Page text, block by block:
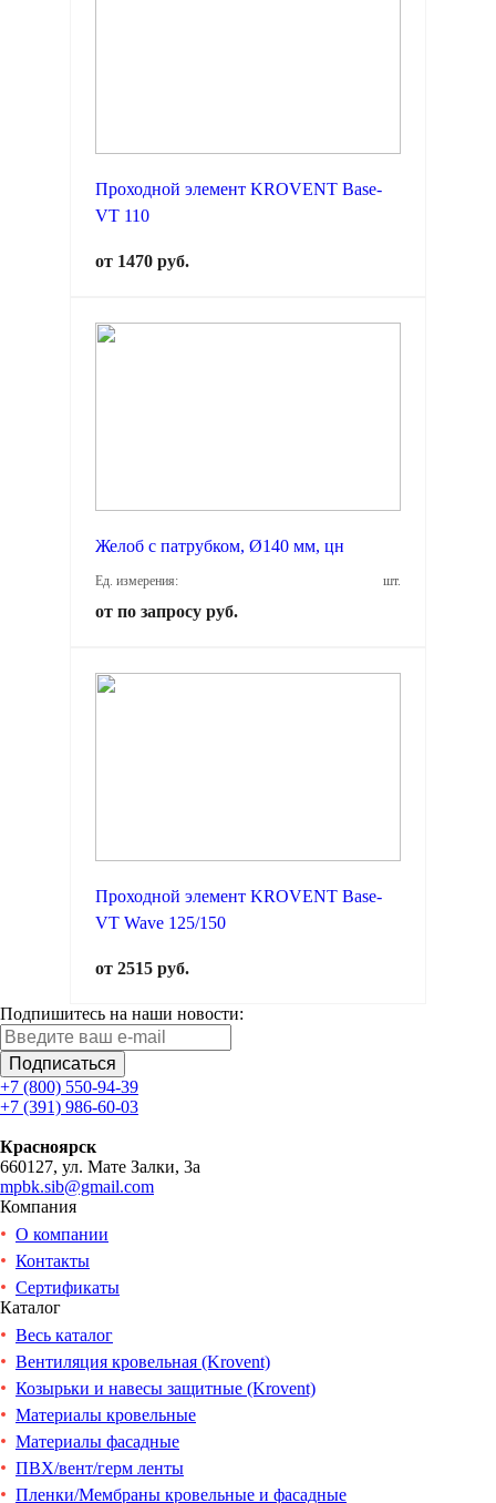
Проходной элемент KROVENT Base-
VT 110
от 1470 руб.
Желоб с патрубком, Ø140 мм, цн
Ед. измерения: шт.
от по запросу руб.
Проходной элемент KROVENT Base-
VT Wave 125/150
от 2515 руб.
Подпишитесь на наши новости:
Подписаться
+7 (800) 550-94-39
+7 (391) 986-60-03
Красноярск
660127, ул. Мате Залки, 3а
mpbk.sib@gmail.com
Компания
О компании
Контакты
Сертификаты
Каталог
Весь каталог
Вентиляция кровельная (Krovent)
Козырьки и навесы защитные (Krovent)
Материалы кровельные
Материалы фасадные
ПВХ/вент/герм ленты
Пленки/Мембраны кровельные и фасадные